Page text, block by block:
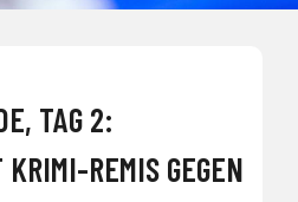
TAG 2:
REMIS GEGEN